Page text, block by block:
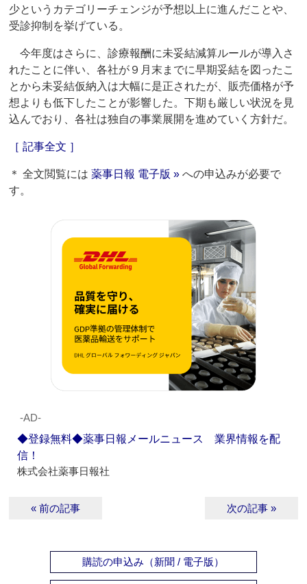
少というカテゴリーチェンジが予想以上に進んだことや、
受診抑制を挙げている。
今年度はさらに、診療報酬に未妥結減算ルールが導入さ
れたことに伴い、各社が９月末までに早期妥結を図ったこ
とから未妥結仮納入は大幅に是正されたが、販売価格が予
想よりも低下したことが影響した。下期も厳しい状況を見
込んでおり、各社は独自の事業展開を進めていく方針だ。
［ 記事全文 ］
＊ 全文閲覧には薬事日報 電子版 » への申込みが必要で
す。
‐AD‐
◆登録無料◆薬事日報メールニュース 業界情報を配
信！
株式会社薬事日報社
« 前の記事 次の記事 »
購読の申込み（新聞 / 電子版）